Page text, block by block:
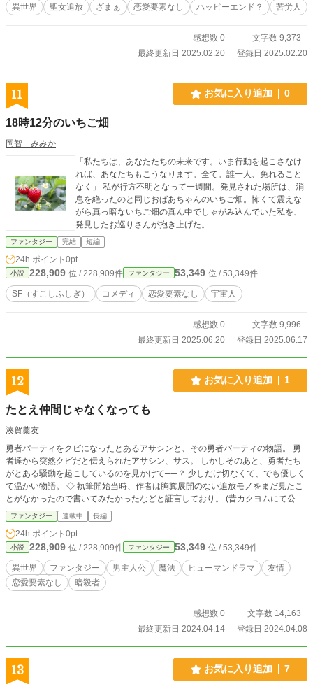
異世界 聖女追放 ざまぁ 恋愛要素なし ハッピーエンド？ 苦労人
感想数 0
文字数 9,373
最終更新日 2025.02.20
登録日 2025.02.20
11 お気に入り追加 0
18時12分のいちご畑
岡智 みみか
「私たちは、あなたたちの未来です。いま行動を起こさなけ
れば、あなたちもこうなります。全て。誰一人、免れること
なく」 私が行方不明となって一週間。発見された場所は、消
息を絶ったのと同じおばあちゃんのいちご畑。怖くて震えな
がら真っ暗ないちご畑の真ん中でしゃがみ込んでいた私を、
発見したお巡りさんが抱き上げた。
ファンタジー 完結 短編
24h.ポイント 0pt
小説 228,909 位 / 228,909件 ファンタジー 53,349 位 / 53,349件
SF（すこしふしぎ） コメディ 恋愛要素なし 宇宙人
感想数 0
文字数 9,996
最終更新日 2025.06.20
登録日 2025.06.17
12 お気に入り追加 1
たとえ仲間じゃなくなっても
湊賀藁友
勇者パーティをクビになったとあるアサシンと、その勇者パーティの物語。 勇
者達から突然クビだと伝えられたアサシン、サス。 しかしそのあと、勇者たち
がとある騒動を起こしているのを見かけて──？ 少しだけ切なくて、でも優しく
て温かい物語。 ◇ 執筆開始当時、作者は胸糞展開のない追放モノをまだ見たこ
とがなかったので書いてみたかったなどと証言しており。 (昔カクヨムにて公開
していたものを手直しし再公開しています。)
ファンタジー 連載中 長編
24h.ポイント 0pt
小説 228,909 位 / 228,909件 ファンタジー 53,349 位 / 53,349件
異世界 ファンタジー 男主人公 魔法 ヒューマンドラマ
友情
恋愛要素なし
暗殺者
感想数 0
文字数 14,163
最終更新日 2024.04.14
登録日 2024.04.08
13 お気に入り追加 7